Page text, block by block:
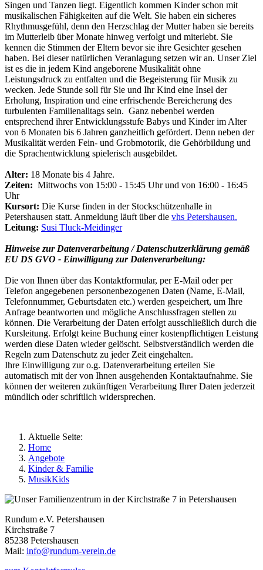
Singen und Tanzen liegt. Eigentlich kommen Kinder schon mit
musikalischen Fähigkeiten auf die Welt. Sie haben ein sicheres
Rhythmusgefühl, denn den Herzschlag der Mutter haben sie bereits
im Mutterleib über Monate hinweg verfolgt und miterlebt. Sie
kennen die Stimmen der Eltern bevor sie ihre Gesichter gesehen
haben. Bei dieser natürlichen Veranlagung setzen wir an. Unser Ziel
ist es die in jedem Kind angeborene Musikalität ohne
Leistungsdruck zu entfalten und die Begeisterung für Musik zu
wecken. Jede Stunde soll für Sie und Ihr Kind eine Insel der
Erholung, Inspiration und eine erfrischende Bereicherung des
turbulenten Familienalltags sein. Ganz nebenbei werden
entsprechend ihrer Entwicklungsstufe Babys und Kinder im Alter
von 6 Monaten bis 6 Jahren ganzheitlich gefördert. Denn neben der
Musikalität werden Fein- und Grobmotorik, die Gehörbildung und
die Sprachentwicklung spielerisch ausgebildet.
Alter: 18 Monate bis 4 Jahre.
Zeiten: Mittwochs von 15:00 - 15:45 Uhr und von 16:00 - 16:45
Uhr
Kursort: Die Kurse finden in der Stockschützenhalle in
Petershausen statt. Anmeldung läuft über die vhs Petershausen.
Leitung: Susi Tluck-Meidinger
Hinweise zur Datenverarbeitung / Datenschutzerklärung gemäß
EU DS GVO - Einwilligung zur Datenverarbeitung:
Die von Ihnen über das Kontaktformular, per E-Mail oder per
Telefon angegebenen personenbezogenen Daten (Name, E-Mail,
Telefonnummer, Geburtsdaten etc.) werden gespeichert, um Ihre
Anfrage beantworten und mögliche Anschlussfragen stellen zu
können. Die Verarbeitung der Daten erfolgt ausschließlich durch die
Kursleitung. Erfolgt keine Buchung einer kostenpflichtigen Leistung
werden diese Daten wieder gelöscht. Selbstverständlich werden die
Regeln zum Datenschutz zu jeder Zeit eingehalten.
Ihre Einwilligung zur o.g. Datenverarbeitung erteilen Sie
automatisch mit der von Ihnen ausgehenden Kontaktaufnahme. Sie
können der weiteren zukünftigen Verarbeitung Ihrer Daten jederzeit
mündlich oder schriftlich widersprechen.
Aktuelle Seite:
Home
Angebote
Kinder & Familie
MusikKids
Rundum e.V. Petershausen
Kirchstraße 7
85238 Petershausen
Mail: info@rundum-verein.de